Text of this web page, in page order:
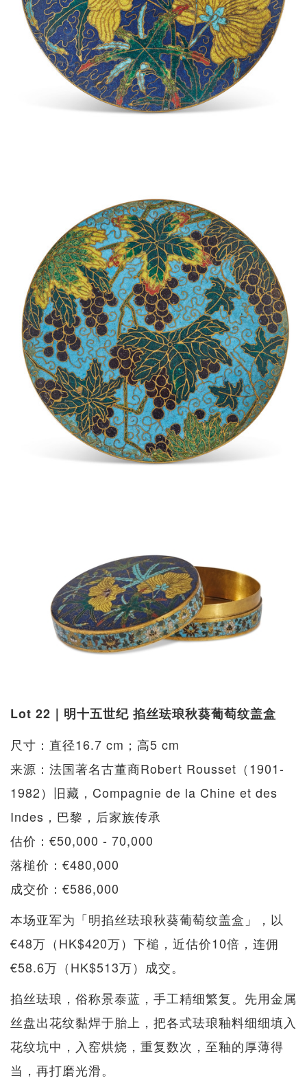
Lot 22｜明十五世纪 掐丝珐琅秋葵葡萄纹盖盒
尺寸：直径16.7 cm；高5 cm
来源：法国著名古董商Robert Rousset（1901-
1982）旧藏，Compagnie de la Chine et des
Indes，巴黎，后家族传承
估价：€50,000 - 70,000
落槌价：€480,000
成交价：€586,000
本场亚军为「明掐丝珐琅秋葵葡萄纹盖盒」，以
€48万（HK$420万）下槌，近估价10倍，连佣
€58.6万（HK$513万）成交。
掐丝珐琅，俗称景泰蓝，手工精细繁复。先用金属
丝盘出花纹黏焊于胎上，把各式珐琅釉料细细填入
花纹坑中，入窑烘烧，重复数次，至釉的厚薄得
当，再打磨光滑。